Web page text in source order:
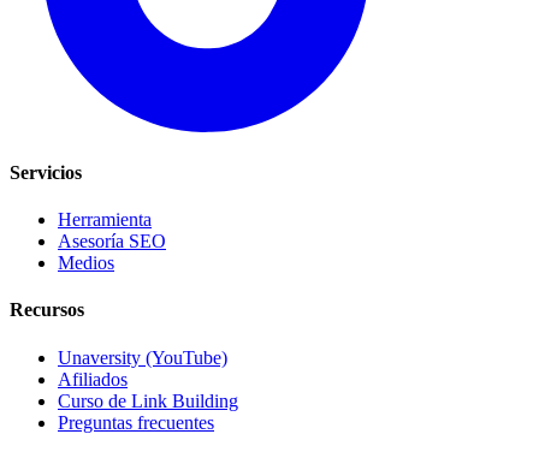
Servicios
Herramienta
Asesoría SEO
Medios
Recursos
Unaversity (YouTube)
Afiliados
Curso de Link Building
Preguntas frecuentes